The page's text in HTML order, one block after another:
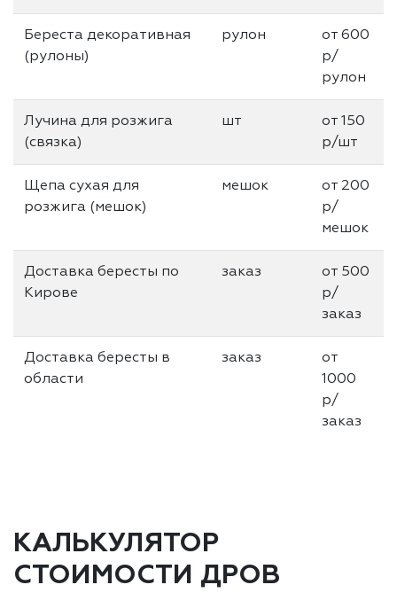
Береста декоративная
(рулоны)
рулон
от 600
р/
рулон
Лучина для розжига
(связка)
шт
от 150
р/шт
Щепа сухая для
розжига (мешок)
мешок
от 200
р/
мешок
Доставка бересты по
Кирове
заказ
от 500
р/
заказ
Доставка бересты в
области
заказ
от
1000
р/
заказ
КАЛЬКУЛЯТОР
СТОИМОСТИ ДРОВ